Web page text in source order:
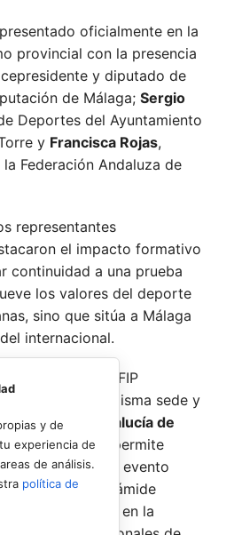
oficialmente en la
provincial con la presencia
y diputado de
de Málaga; Sergio
Deportes del Ayuntamiento
y Francisca Rojas,
Federación Andaluza de
representantes
el impacto formativo
continuidad a una prueba
los valores del deporte
sino que sitúa a Málaga
internacional.
al desarrollo del FIP
en la misma sede y
de Andalucía de
cita paralela permite
benjamín
al evento
así toda la pirámide
para registrarse en la
y de
experiencia de
de análisis.
política de